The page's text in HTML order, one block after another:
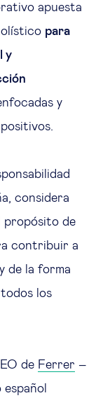
Suscríbete
apuesta
para
y
y
considera
propósito de
contribuir a
de la forma
los
de Ferrer –